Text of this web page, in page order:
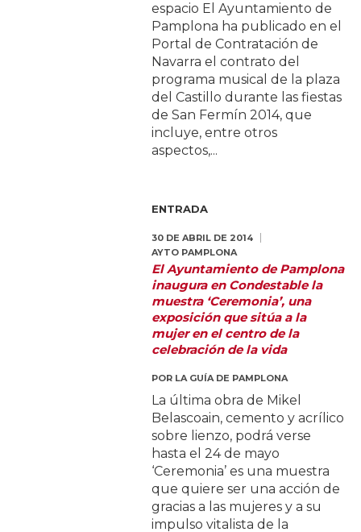
espacio El Ayuntamiento de
Pamplona ha publicado en el
Portal de Contratación de
Navarra el contrato del
programa musical de la plaza
del Castillo durante las fiestas
de San Fermín 2014, que
incluye, entre otros
aspectos,...
ENTRADA
30 DE ABRIL DE 2014
AYTO PAMPLONA
El Ayuntamiento de Pamplona
inaugura en Condestable la
muestra ‘Ceremonia’, una
exposición que sitúa a la
mujer en el centro de la
celebración de la vida
POR LA GUÍA DE PAMPLONA
La última obra de Mikel
Belascoain, cemento y acrílico
sobre lienzo, podrá verse
hasta el 24 de mayo
‘Ceremonia’ es una muestra
que quiere ser una acción de
gracias a las mujeres y a su
impulso vitalista de la